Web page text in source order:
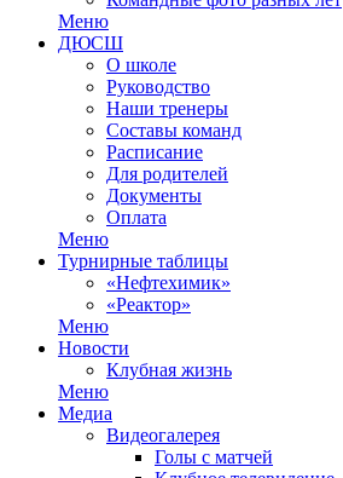
Меню
ДЮСШ
О школе
Руководство
Наши тренеры
Составы команд
Расписание
Для родителей
Документы
Оплата
Меню
Турнирные таблицы
«Нефтехимик»
«Реактор»
Меню
Новости
Клубная жизнь
Меню
Медиа
Видеогалерея
Голы с матчей